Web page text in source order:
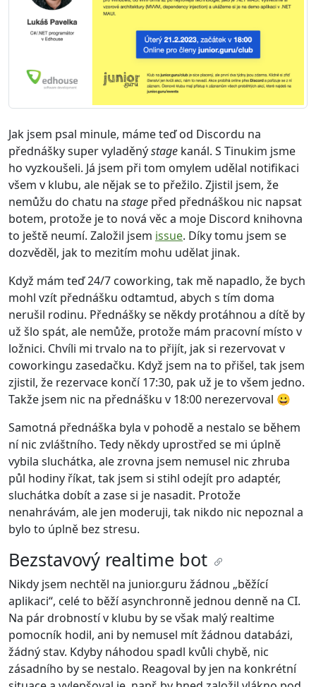
Jak jsem psal minule, máme teď od Discordu na
přednášky super vyladěnýstage kanál. S Tinukim jsme
ho vyzkoušeli. Já jsem při tom omylem udělal notifikaci
všem v klubu, ale nějak se to přežilo. Zjistil jsem, že
nemůžu do chatu na stage před přednáškou nic napsat
botem, protože je to nová věc a moje Discord knihovna
to ještě neumí. Založil jsem issue. Díky tomu jsem se
dozvěděl, jak to mezitím mohu udělat jinak.
Když mám teď 24/7 coworking, tak mě napadlo, že bych
mohl vzít přednášku odtamtud, abych s tím doma
nerušil rodinu. Přednášky se někdy protáhnou a dítě by
už šlo spát, ale nemůže, protože mám pracovní místo v
ložnici. Chvíli mi trvalo na to přijít, jak si rezervovat v
coworkingu zasedačku. Když jsem na to přišel, tak jsem
zjistil, že rezervace končí 17:30, pak už je to všem jedno.
Takže jsem nic na přednášku v 18:00 nerezervoval 😀
Samotná přednáška byla v pohodě a nestalo se během
ní nic zvláštního. Tedy někdy uprostřed se mi úplně
vybila sluchátka, ale zrovna jsem nemusel nic zhruba
půl hodiny říkat, tak jsem si stihl odejít pro adaptér,
sluchátka dobít a zase si je nasadit. Protože
nenahrávám, ale jen moderuji, tak nikdo nic nepoznal a
bylo to úplně bez stresu.
Bezstavový realtime bot
Nikdy jsem nechtěl na junior.guru žádnou „běžící
aplikaci“, celé to běží asynchronně jednou denně na CI.
Na pár drobností v klubu by se však malý realtime
pomocník hodil, ani by nemusel mít žádnou databázi,
žádný stav. Kdyby náhodou spadl kvůli chybě, nic
zásadního by se nestalo. Reagoval by jen na konkrétní